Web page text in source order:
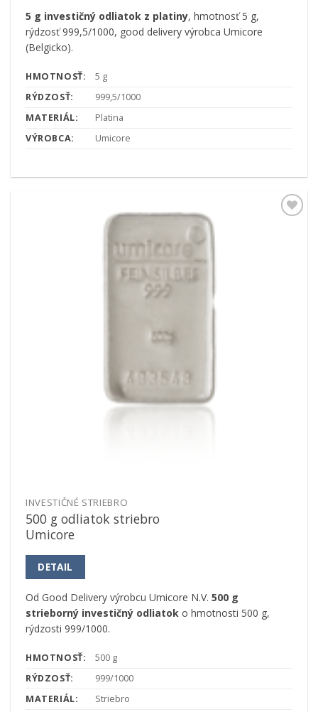
5 g investičný odliatok z platiny, hmotnosť 5 g,
rýdzosť 999,5/1000, good delivery výrobca Umicore
(Belgicko).
HMOTNOSŤ:
5 g
RÝDZOSŤ:
999,5/1000
MATERIÁL:
Platina
VÝROBCA:
Umicore
INVESTIČNÉ STRIEBRO
500 g odliatok striebro
Umicore
DETAIL
Od Good Delivery výrobcu Umicore N.V. 500 g
strieborný investičný odliatoko hmotnosti 500 g,
rýdzosti 999/1000.
HMOTNOSŤ:
500 g
RÝDZOSŤ:
999/1000
MATERIÁL:
Striebro